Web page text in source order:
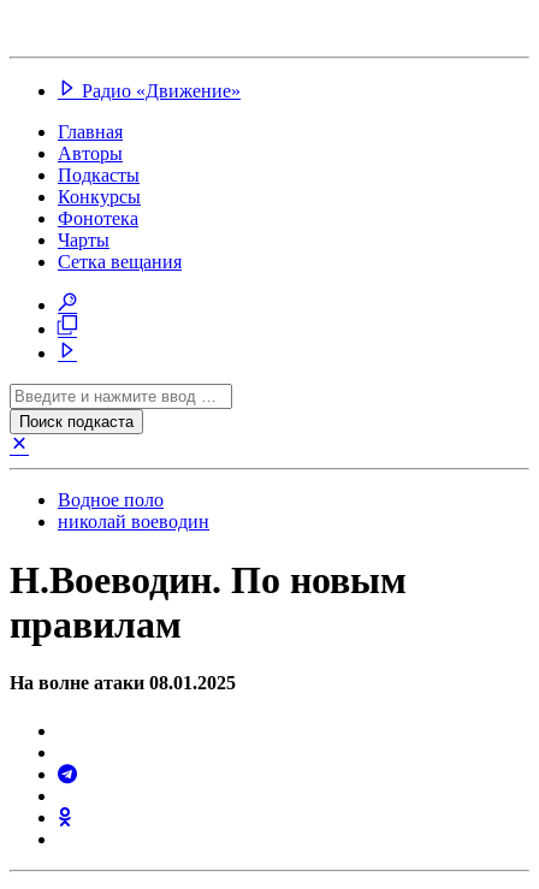
Радио «Движение»
Главная
Авторы
Подкасты
Конкурсы
Фонотека
Чарты
Сетка вещания
Водное поло
николай воеводин
Н.Воеводин. По новым
правилам
На волне атаки 08.01.2025